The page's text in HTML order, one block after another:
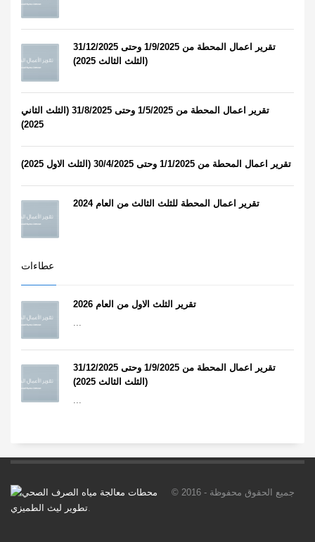
تقرير اعمال المحطة من 1/9/2025 وحتى 31/12/2025
(الثلث الثالث 2025)
تقرير اعمال المحطة من 1/5/2025 وحتى 31/8/2025 (الثلث الثاني
2025)
تقرير اعمال المحطة من 1/1/2025 وحتى 30/4/2025 (الثلث الاول 2025)
تقرير اعمال المحطة للثلث الثالث من العام 2024
عطاءات
تقرير الثلث الاول من العام 2026
...
تقرير اعمال المحطة من 1/9/2025 وحتى 31/12/2025
(الثلث الثالث 2025)
...
© 2016 جميع الحقوق محفوظة -
تطوير ليث الطميزي.